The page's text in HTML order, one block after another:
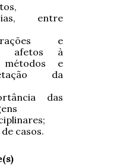
entre
e
afetos à
e
da
das
casos.